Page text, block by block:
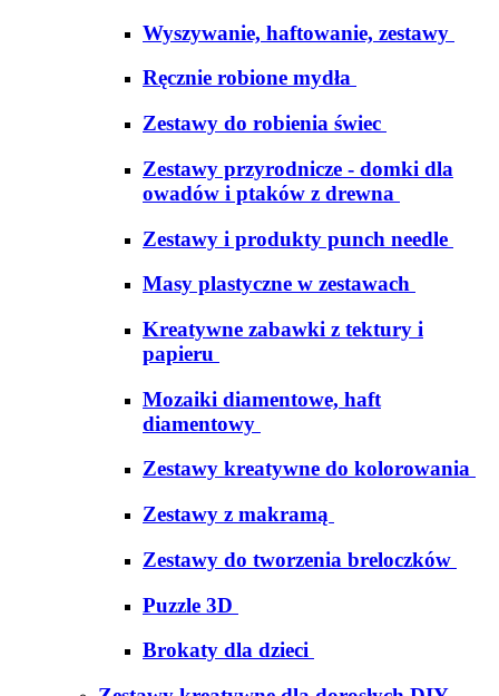
Wyszywanie, haftowanie, zestawy
Ręcznie robione mydła
Zestawy do robienia świec
Zestawy przyrodnicze - domki dla
owadów i ptaków z drewna
Zestawy i produkty punch needle
Masy plastyczne w zestawach
Kreatywne zabawki z tektury i
papieru
Mozaiki diamentowe, haft
diamentowy
Zestawy kreatywne do kolorowania
Zestawy z makramą
Zestawy do tworzenia breloczków
Puzzle 3D
Brokaty dla dzieci